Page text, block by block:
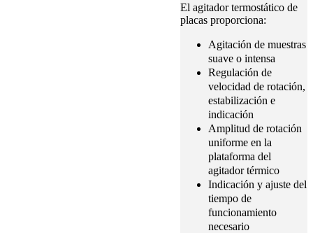
El agitador termostático de
placas proporciona:
Agitación de muestras
suave o intensa
Regulación de
velocidad de rotación,
estabilización e
indicación
Amplitud de rotación
uniforme en la
plataforma del
agitador térmico
Indicación y ajuste del
tiempo de
funcionamiento
necesario